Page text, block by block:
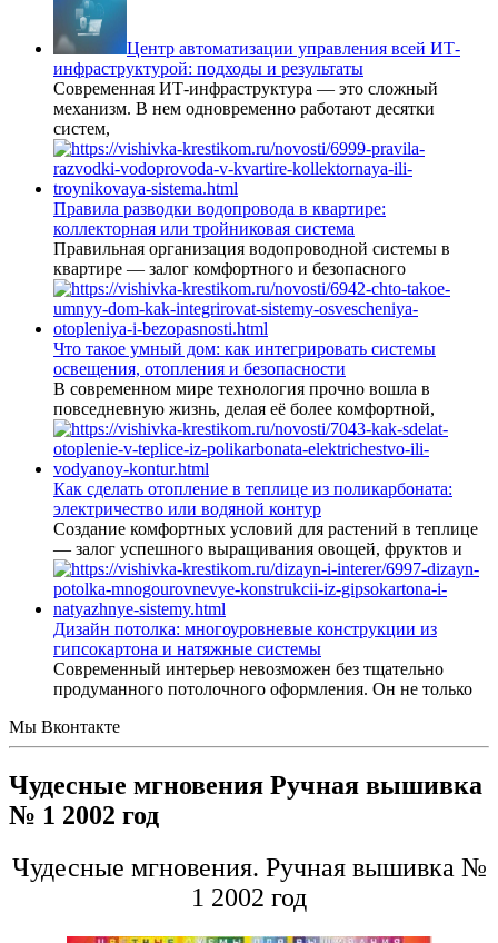
Центр автоматизации управления всей ИТ-
инфраструктурой: подходы и результаты
Современная ИТ-инфраструктура — это сложный
механизм. В нем одновременно работают десятки
систем,
Правила разводки водопровода в квартире:
коллекторная или тройниковая система
Правильная организация водопроводной системы в
квартире — залог комфортного и безопасного
Что такое умный дом: как интегрировать системы
освещения, отопления и безопасности
В современном мире технология прочно вошла в
повседневную жизнь, делая её более комфортной,
Как сделать отопление в теплице из поликарбоната:
электричество или водяной контур
Создание комфортных условий для растений в теплице
— залог успешного выращивания овощей, фруктов и
Дизайн потолка: многоуровневые конструкции из
гипсокартона и натяжные системы
Современный интерьер невозможен без тщательно
продуманного потолочного оформления. Он не только
Мы Вконтакте
Чудесные мгновения Ручная вышивка
№ 1 2002 год
Чудесные мгновения. Ручная вышивка №
1 2002 год